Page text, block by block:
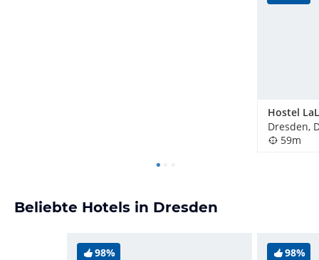
Dresden,
59m
Beliebte Hotels in Dresden
98% 98%